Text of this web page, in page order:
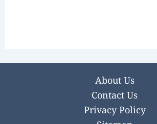
About Us
Contact Us
Privacy Policy